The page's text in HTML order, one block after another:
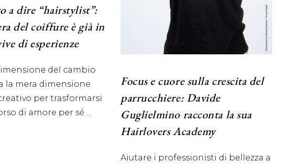
a dire “hairstylist”:
del coiffure è già in
di esperienze
del cambio
la mera dimensione
per trasformarsi
di amore per sé
Focus e cuore sulla crescita del
parrucchiere: Davide
Guglielmino racconta la sua
Hairlovers Academy
Aiutare i professionisti di bellezza a